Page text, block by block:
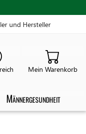
und Hersteller
Männergesundheit